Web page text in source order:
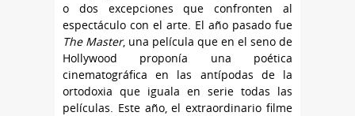
o dos excepciones que confronten al
espectáculo con el arte. El año pasado fue
The Master, una película que en el seno de
Hollywood proponía una poética
cinematográfica en las antípodas de la
ortodoxia que iguala en serie todas las
películas. Este año, el extraordinario filme